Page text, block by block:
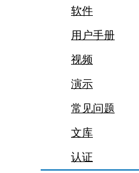
软件
用户手册
视频
演示
常见问题
文库
认证